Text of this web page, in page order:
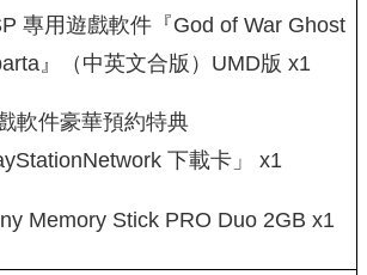
專用遊戲軟件『God of War Ghost
』（中英文合版）UMD版 x1
軟件豪華預約特典
下載卡」 x1
Memory Stick PRO Duo 2GB x1